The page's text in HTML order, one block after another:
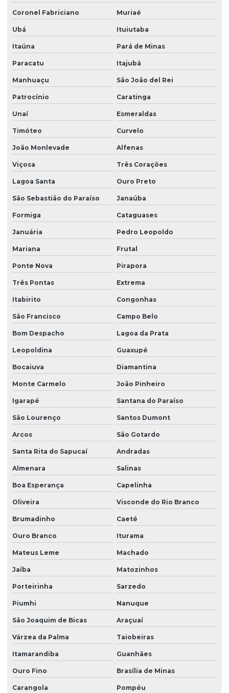
Coronel Fabriciano Muriaé
Ubá Ituiutaba
Itaúna Pará de Minas
Paracatu Itajubá
Manhuaçu São João del Rei
Patrocínio Caratinga
Unaí Esmeraldas
Timóteo Curvelo
João Monlevade Alfenas
Viçosa Três Corações
Lagoa Santa Ouro Preto
São Sebastião do Paraíso Janaúba
Formiga Cataguases
Januária Pedro Leopoldo
Mariana Frutal
Ponte Nova Pirapora
Três Pontas Extrema
Itabirito Congonhas
São Francisco Campo Belo
Bom Despacho Lagoa da Prata
Leopoldina Guaxupé
Bocaiuva Diamantina
Monte Carmelo João Pinheiro
Igarapé Santana do Paraíso
São Lourenço Santos Dumont
Arcos São Gotardo
Santa Rita do Sapucaí Andradas
Almenara Salinas
Boa Esperança Capelinha
Oliveira Visconde do Rio Branco
Brumadinho Caeté
Ouro Branco Iturama
Mateus Leme Machado
Jaíba Matozinhos
Porteirinha Sarzedo
Piumhi Nanuque
São Joaquim de Bicas Araçuaí
Várzea da Palma Taiobeiras
Itamarandiba Guanhães
Ouro Fino Brasília de Minas
Carangola Pompéu